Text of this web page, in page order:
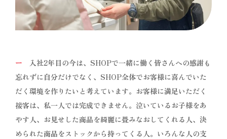
ー 入社2年目の今は、SHOPで一緒に働く皆さんへの感謝も
忘れずに自分だけでなく、SHOP全体でお客様に喜んでいた
だく環境を作りたいと考えています。お客様に満足いただく
接客は、私一人では完成できません。泣いているお子様をあ
やす人、お見せした商品を綺麗に畳みなおしてくれる人、決
められた商品をストックから持ってくる人。いろんな人の支